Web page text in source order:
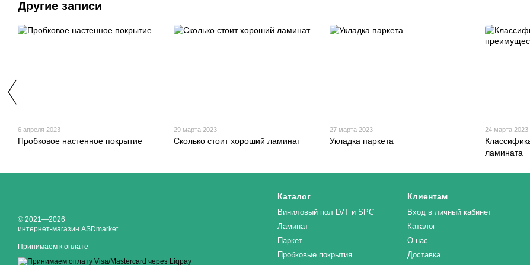
Другие записи
6 апреля 2023
Пробковое настенное покрытие
29 марта 2023
Сколько стоит хороший ламинат
27 марта 2023
Укладка паркета
24 марта 2023
ламината
© 2021—2026
интернет-магазин ASDmarket
Принимаем к оплате
Каталог
Виниловый пол LVT и SPC
Ламинат
Паркет
Пробковые покрытия
Клиентам
Вход в личный кабинет
Каталог
О нас
Доставка